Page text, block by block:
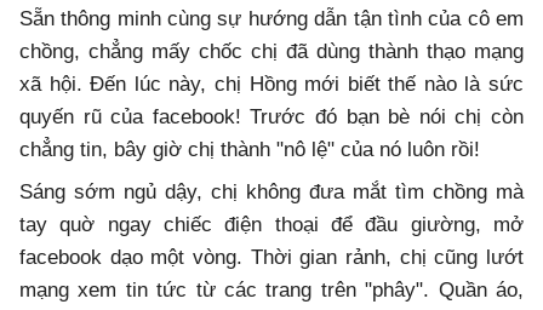
Sẵn thông minh cùng sự hướng dẫn tận tình của cô em
chồng, chẳng mấy chốc chị đã dùng thành thạo mạng
xã hội. Đến lúc này, chị Hồng mới biết thế nào là sức
quyến rũ của facebook! Trước đó bạn bè nói chị còn
chẳng tin, bây giờ chị thành "nô lệ" của nó luôn rồi!
Sáng sớm ngủ dậy, chị không đưa mắt tìm chồng mà
tay quờ ngay chiếc điện thoại để đầu giường, mở
facebook dạo một vòng. Thời gian rảnh, chị cũng lướt
mạng xem tin tức từ các trang trên "phây". Quần áo,